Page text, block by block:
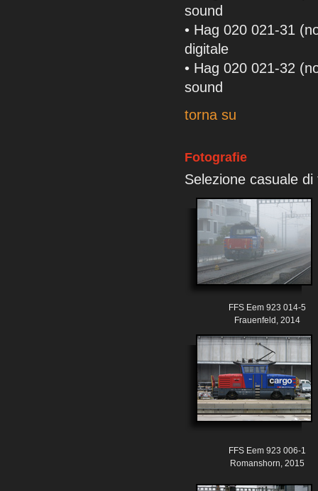
sound
• Hag 020 021-31
digitale
• Hag 020 021-32
sound
torna su
Fotografie
Selezione casuale
FFS Eem 923 014-5
Frauenfeld, 2014
FFS Eem 923 006-1
Romanshorn, 2015